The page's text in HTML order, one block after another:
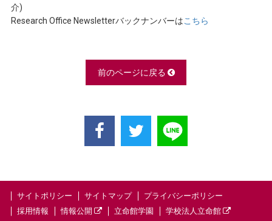
介)
Research Office Newsletterバックナンバーはこちら
前のページに戻る
サイトポリシー サイトマップ
プライバシーポリシー
採用情報
情報公開 立命館学園 学校法人立命館